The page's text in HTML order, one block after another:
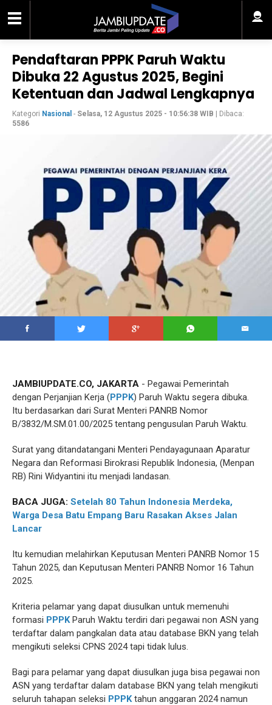
Pendaftaran PPPK Paruh Waktu
Dibuka 22 Agustus 2025, Begini
Ketentuan dan Jadwal Lengkapnya
Kategori Nasional - Selasa, 12 Agustus 2025 - 10:56:38 WIB | Dibaca:
5586
JAMBIUPDATE.CO, JAKARTA - Pegawai Pemerintah
dengan Perjanjian Kerja (PPPK) Paruh Waktu segera dibuka.
Itu berdasarkan dari Surat Menteri PANRB Nomor
B/3832/M.SM.01.00/2025 tentang pengusulan Paruh Waktu.
Surat yang ditandatangani Menteri Pendayagunaan Aparatur
Negara dan Reformasi Birokrasi Republik Indonesia, (Menpan
RB) Rini Widyantini itu menjadi landasan.
BACA JUGA: Setelah 80 Tahun Indonesia Merdeka,
Warga Desa Batu Empang Baru Rasakan Akses Jalan
Lancar
Itu kemudian melahirkan Keputusan Menteri PANRB Nomor 15
Tahun 2025, dan Keputusan Menteri PANRB Nomor 16 Tahun
2025.
Kriteria pelamar yang dapat diusulkan untuk memenuhi
formasi PPPKParuh Waktu terdiri dari pegawai non ASN yang
terdaftar dalam pangkalan data atau database BKN yang telah
mengikuti seleksi CPNS 2024 tapi tidak lulus.
Bagi para pelamar yang dapat diusulkan juga bisa pegawai non
ASN yang terdaftar dalam database BKN yang telah mengikuti
seluruh tahapan seleksi PPPKtahun anggaran 2024 namun